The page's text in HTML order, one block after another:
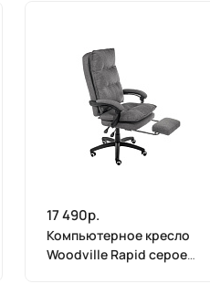
17 490р.
Компьютерное кресло
Woodville Rapid серое